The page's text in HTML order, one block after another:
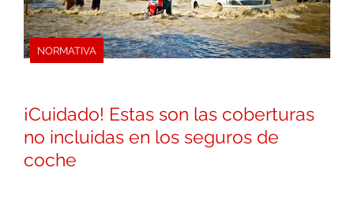
NORMATIVA
¡Cuidado! Estas son las coberturas
no incluidas en los seguros de
coche